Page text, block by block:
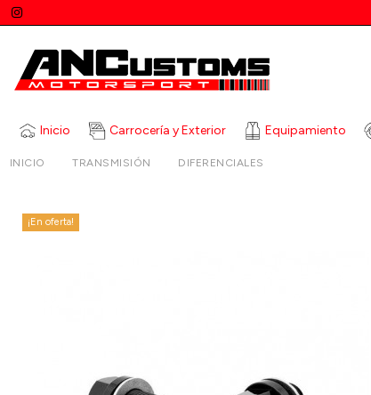
Inicio Carrocería y Exterior Equipamiento
INICIO TRANSMISIÓN DIFERENCIALES
¡En oferta!